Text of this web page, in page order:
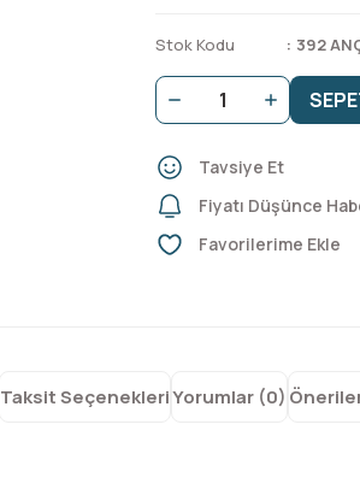
Stok Kodu 392
Tavsiye Et
Fiyatı Düşünce
Taksit SeçenekleriYorumlar (0)